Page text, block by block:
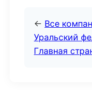
← Все
Уральский
Главная